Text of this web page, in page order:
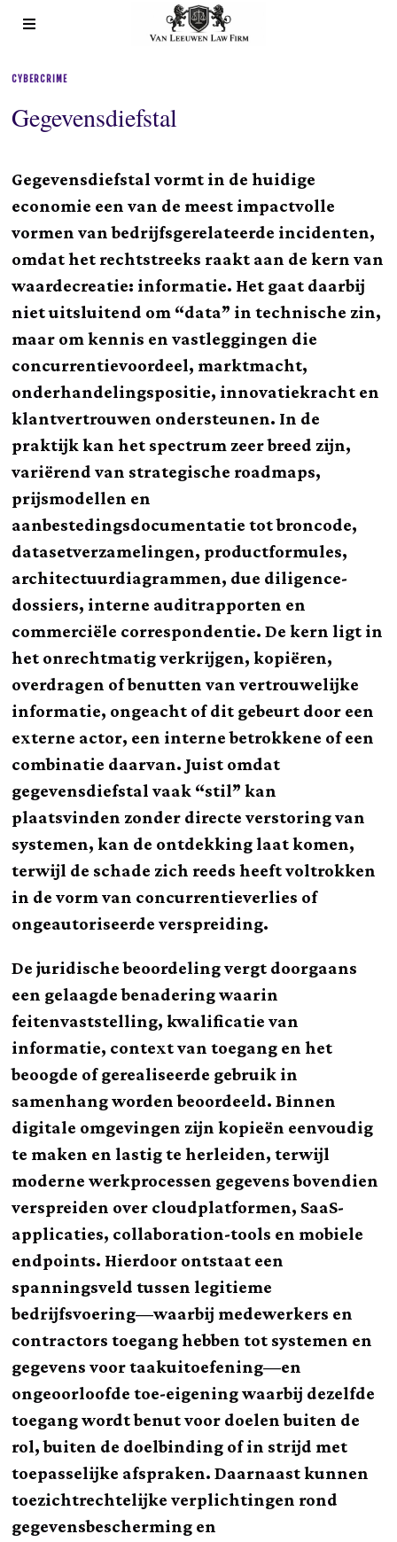
CYBERCRIME
Gegevensdiefstal
Gegevensdiefstal vormt in de huidige
economie een van de meest impactvolle
vormen van bedrijfsgerelateerde incidenten,
omdat het rechtstreeks raakt aan de kern van
waardecreatie: informatie. Het gaat daarbij
niet uitsluitend om “data” in technische zin,
maar om kennis en vastleggingen die
concurrentievoordeel, marktmacht,
onderhandelingspositie, innovatiekracht en
klantvertrouwen ondersteunen. In de
praktijk kan het spectrum zeer breed zijn,
variërend van strategische roadmaps,
prijsmodellen en
aanbestedingsdocumentatie tot broncode,
datasetverzamelingen, productformules,
architectuurdiagrammen, due diligence-
dossiers, interne auditrapporten en
commerciële correspondentie. De kern ligt in
het onrechtmatig verkrijgen, kopiëren,
overdragen of benutten van vertrouwelijke
informatie, ongeacht of dit gebeurt door een
externe actor, een interne betrokkene of een
combinatie daarvan. Juist omdat
gegevensdiefstal vaak “stil” kan
plaatsvinden zonder directe verstoring van
systemen, kan de ontdekking laat komen,
terwijl de schade zich reeds heeft voltrokken
in de vorm van concurrentieverlies of
ongeautoriseerde verspreiding.
De juridische beoordeling vergt doorgaans
een gelaagde benadering waarin
feitenvaststelling, kwalificatie van
informatie, context van toegang en het
beoogde of gerealiseerde gebruik in
samenhang worden beoordeeld. Binnen
digitale omgevingen zijn kopieën eenvoudig
te maken en lastig te herleiden, terwijl
moderne werkprocessen gegevens bovendien
verspreiden over cloudplatformen, SaaS-
applicaties, collaboration-tools en mobiele
endpoints. Hierdoor ontstaat een
spanningsveld tussen legitieme
bedrijfsvoering—waarbij medewerkers en
contractors toegang hebben tot systemen en
gegevens voor taakuitoefening—en
ongeoorloofde toe-eigening waarbij dezelfde
toegang wordt benut voor doelen buiten de
rol, buiten de doelbinding of in strijd met
toepasselijke afspraken. Daarnaast kunnen
toezichtrechtelijke verplichtingen rond
gegevensbescherming en